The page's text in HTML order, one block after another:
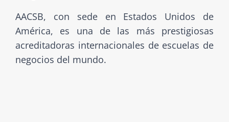
AACSB, con sede en Estados Unidos de
América, es una de las más prestigiosas
acreditadoras internacionales de escuelas de
negocios del mundo.